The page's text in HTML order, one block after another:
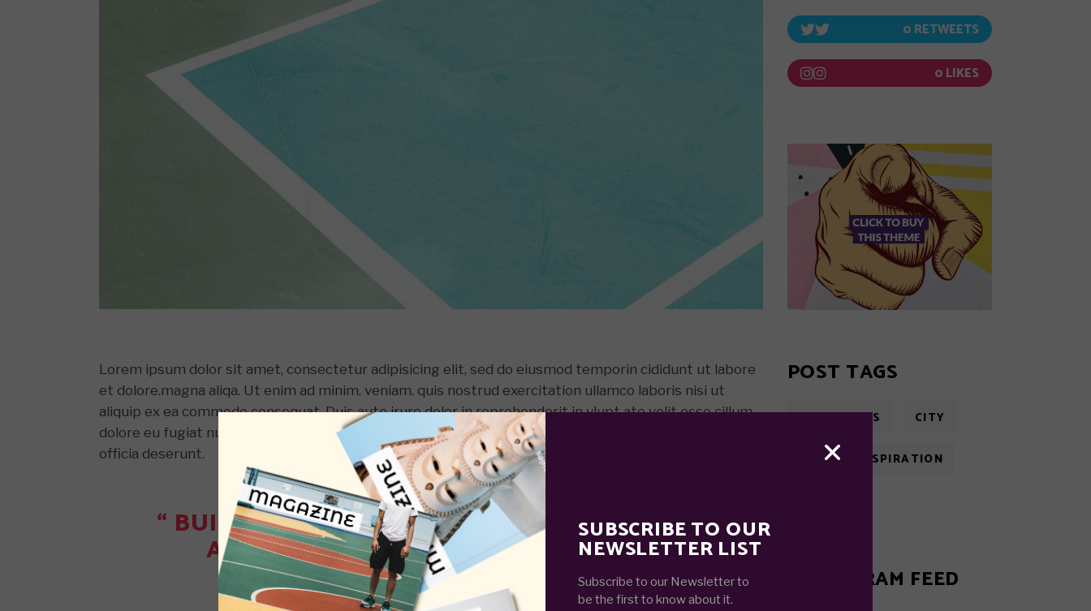
SUBSCRIBE TO OUR
NEWSLETTER LIST
Subscribe to our Newsletter to
be the first to know about it.
Lorem ipsum dolor sit amet, consectetur adipisicing elit, sed do eiusmod temporin cididunt ut labore
et dolore.magna aliqa. Ut enim ad minim. veniam. quis nostrud exercitation ullamco laboris nisi ut
aliquip ex ea commodo consequat. Duis aute irure dolor in reprehenderit in vlupt ate velit esse cillum
dolore eu fugiat nulla pariatur. Excepteur sint occaecat. cupidatat non proident, sunt in culpa qui
officia deserunt.
“ BUILD A LIFESTYLE AROUND YOUR BRAND,
AND THE AUDIENCE WILL FOLLOW. ”
0
0
POST TAGS
CELEBRITIES CITY
INSPIRATION
INSTAGRAM FEED